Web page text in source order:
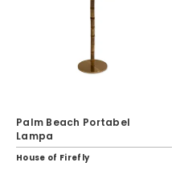
Palm Beach Portabel
Lampa
House of Firefly